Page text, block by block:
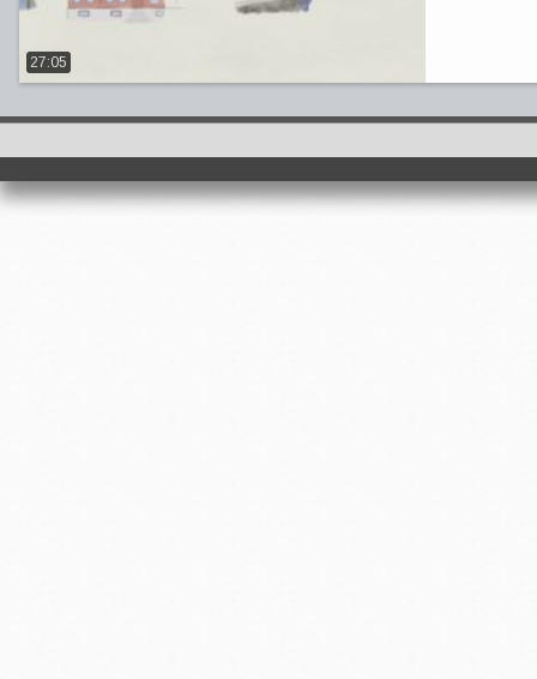
27:05